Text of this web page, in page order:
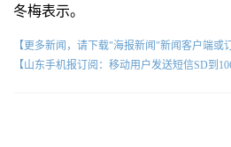
冬梅表示。
【更多新闻，请下载"海报新闻"新闻客户端或
【山东手机报订阅：移动用户发送短信SD到